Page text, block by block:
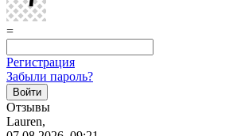
=
Регистрация
Забыли пароль?
Отзывы
Lauren,